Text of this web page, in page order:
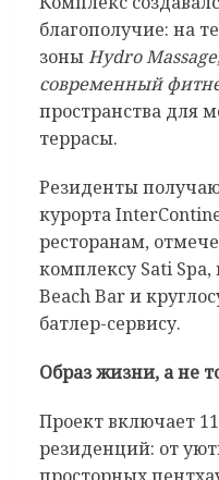
благополучие: на
зоныHydro
современный
пространства для
террасы.
Резиденты
курорта
ресторанам,
комплексу Sati
Beach Bar и
батлер-сервису.
Образ жизни, а не
Проект включает
резиденций: от